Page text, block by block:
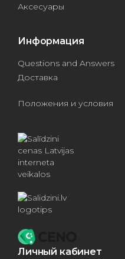
Аксесуары
Информация
Questions and Answers
Доставка
Положения и условия
Личный кабинет